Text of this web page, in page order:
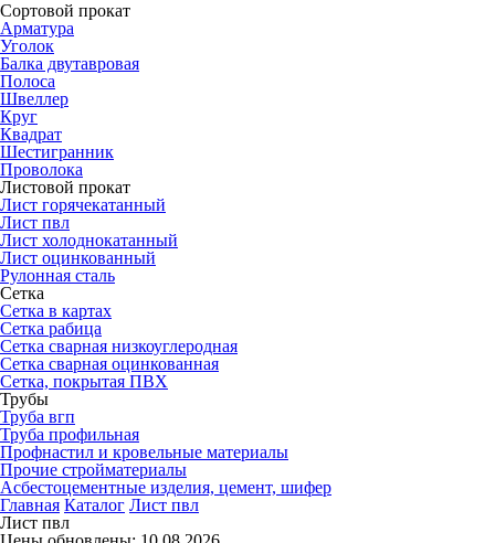
Сортовой прокат
Арматура
Уголок
Балка двутавровая
Полоса
Швеллер
Круг
Квадрат
Шестигранник
Проволока
Листовой прокат
Лист горячекатанный
Лист пвл
Лист холоднокатанный
Лист оцинкованный
Рулонная сталь
Сетка
Сетка в картах
Сетка рабица
Сетка сварная низкоуглеродная
Сетка сварная оцинкованная
Сетка, покрытая ПВХ
Трубы
Труба вгп
Труба профильная
Профнастил и кровельные материалы
Прочие стройматериалы
Асбестоцементные изделия, цемент, шифер
Главная Каталог Лист пвл
Лист пвл